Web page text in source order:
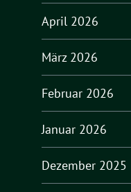
April 2026
März 2026
Februar 2026
Januar 2026
Dezember 2025